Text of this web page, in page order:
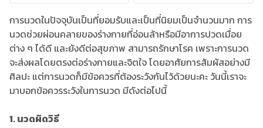
การนวดในปัจจุบันเป็นที่ยอมรับและเป็นที่นิยมเป็นจำนวนมาก การ
นวดช่วยผ่อนคลายของร่างกายที่อ่อนล้าหรือมีอาการปวดเมื่อย
ต่าง ๆ ได้ดี และยังดีต่อสุขภาพ สามารถรักษาโรค เพราะการนวด
จะส่งผลโดยตรงต่อร่างกายและจิตใจ โดยอาศัยการสัมผัสอย่างมี
ศิลปะ แต่การนวดก็มีข้อควรที่ต้องระวังกันไว้ด้วยนะคะ วันนี้เราจะ
มาบอกข้อควรระวังในการนวด มีดังต่อไปนี้
1. นวดผิดวิธี